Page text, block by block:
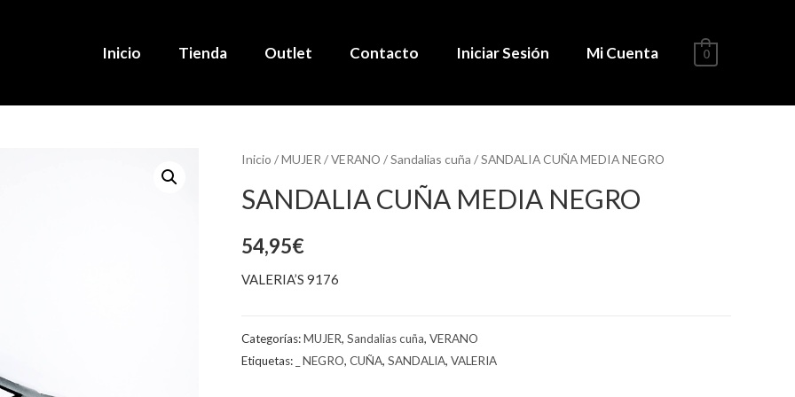
Inicio Tienda Outlet Contacto Iniciar Sesión Mi Cuenta 0
Inicio /MUJER /VERANO /Sandalias cuña / SANDALIA CUÑA MEDIA NEGRO
SANDALIA CUÑA MEDIA NEGRO
54,95€
VALERIA’S 9176
Categorías:MUJER, Sandalias cuña, VERANO
Etiquetas:
_ NEGRO, CUÑA, SANDALIA, VALERIA